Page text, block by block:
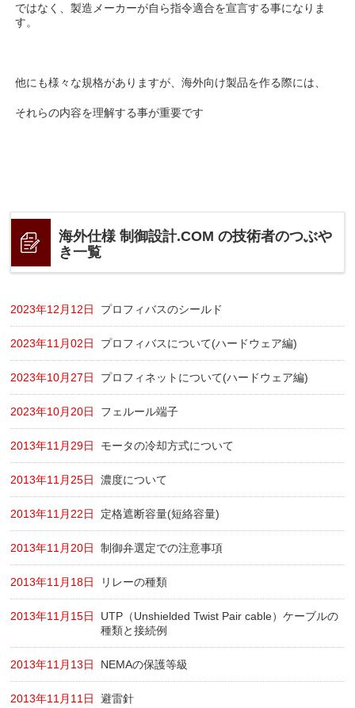
ではなく、製造メーカーが自ら指令適合を宣言する事になりま
す。
他にも様々な規格がありますが、海外向け製品を作る際には、
それらの内容を理解する事が重要です
海外仕様 制御設計.COM の技術者のつぶや
き一覧
2023年12月12日 プロフィバスのシールド
2023年11月02日 プロフィバスについて(ハードウェア編)
2023年10月27日 プロフィネットについて(ハードウェア編)
2023年10月20日 フェルール端子
2013年11月29日 モータの冷却方式について
2013年11月25日 濃度について
2013年11月22日 定格遮断容量(短絡容量)
2013年11月20日 制御弁選定での注意事項
2013年11月18日 リレーの種類
2013年11月15日
UTP（Unshielded Twist Pair cable）ケーブルの
種類と接続例
2013年11月13日 NEMAの保護等級
2013年11月11日 避雷針